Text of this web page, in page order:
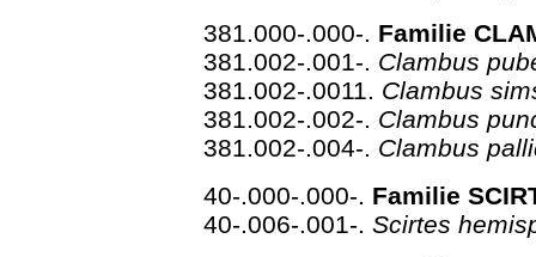
381.000-.000-. Familie
381.002-.001-. Clambus
381.002-.0011. Clambus
381.002-.002-. Clambus
381.002-.004-. Clambus
40-.000-.000-. Familie
40-.006-.001-. Scirtes